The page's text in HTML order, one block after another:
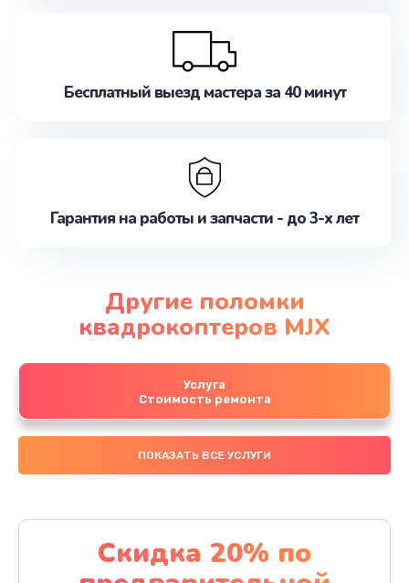
Бесплатный выезд мастера за 40 минут
Гарантия на работы и запчасти - до 3-х лет
Другие поломки
квадрокоптеров MJX
Услуга
Стоимость ремонта
ПОКАЗАТЬ ВСЕ УСЛУГИ
Скидка 20% по